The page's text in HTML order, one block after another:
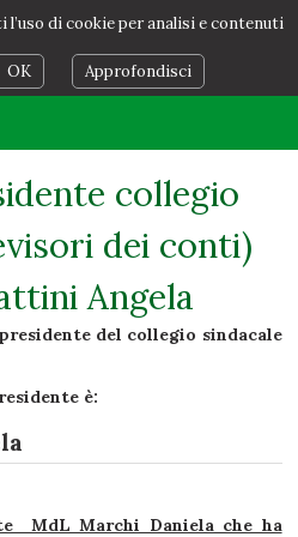
di cookie per analisi e contenuti
OK Approfondisci
collegio
dei conti)
Angela
del collegio sindacale
è:
MdL Marchi Daniela che ha